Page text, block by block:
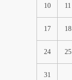
10 11
17 18
24 25
31